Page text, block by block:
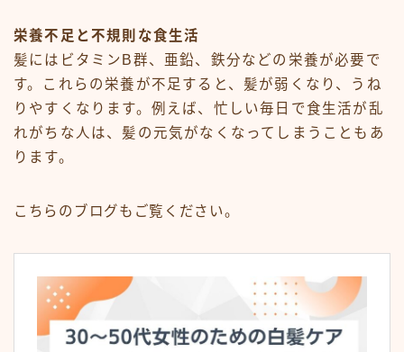
栄養不足と不規則な食生活
髪にはビタミンB群、亜鉛、鉄分などの栄養が必要で
す。これらの栄養が不足すると、髪が弱くなり、うね
りやすくなります。例えば、忙しい毎日で食生活が乱
れがちな人は、髪の元気がなくなってしまうこともあ
ります。
こちらのブログもご覧ください。